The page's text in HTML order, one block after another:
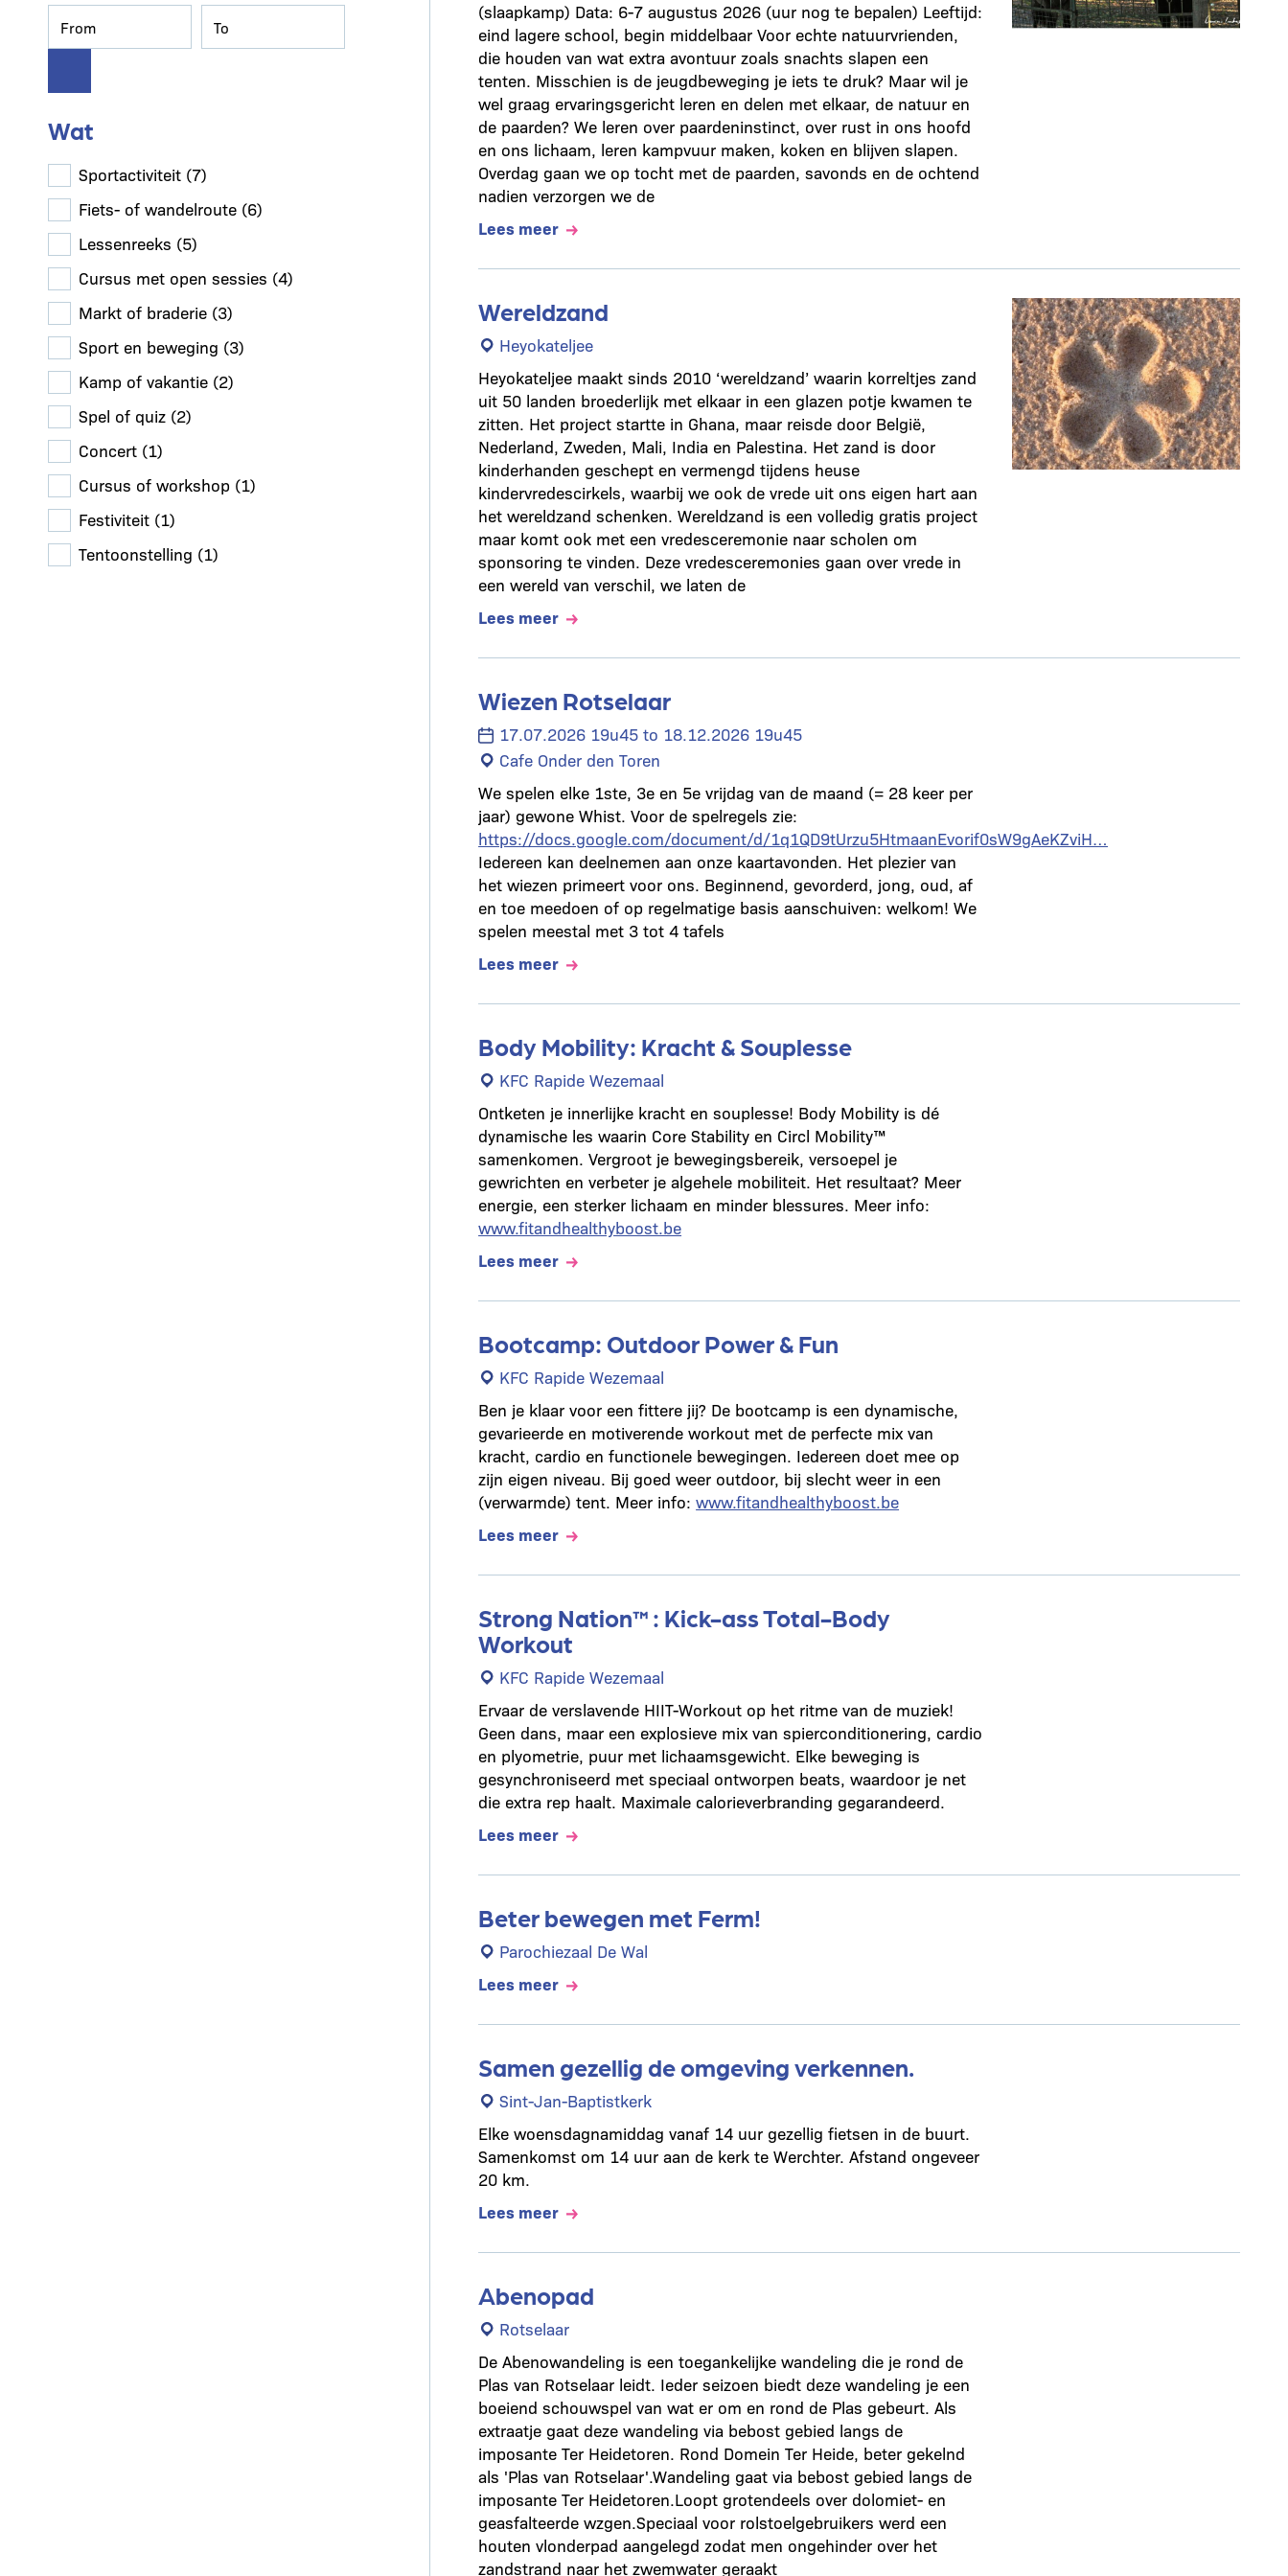
Wat
Sportactiviteit (7)
Fiets- of wandelroute (6)
Lessenreeks (5)
Cursus met open sessies (4)
Markt of braderie (3)
Sport en beweging (3)
Kamp of vakantie (2)
Spel of quiz (2)
Concert (1)
Cursus of workshop (1)
Festiviteit (1)
Tentoonstelling (1)
(slaapkamp) Data: 6-7 augustus 2026 (uur nog te bepalen) Leeftijd:
eind lagere school, begin middelbaar Voor echte natuurvrienden,
die houden van wat extra avontuur zoals snachts slapen een
tenten. Misschien is de jeugdbeweging je iets te druk? Maar wil je
wel graag ervaringsgericht leren en delen met elkaar, de natuur en
de paarden? We leren over paardeninstinct, over rust in ons hoofd
en ons lichaam, leren kampvuur maken, koken en blijven slapen.
Overdag gaan we op tocht met de paarden, savonds en de ochtend
nadien verzorgen we de
Lees meer
Wereldzand
Heyokateljee
Heyokateljee maakt sinds 2010 ‘wereldzand’ waarin korreltjes zand
uit 50 landen broederlijk met elkaar in een glazen potje kwamen te
zitten. Het project startte in Ghana, maar reisde door België,
Nederland, Zweden, Mali, India en Palestina. Het zand is door
kinderhanden geschept en vermengd tijdens heuse
kindervredescirkels, waarbij we ook de vrede uit ons eigen hart aan
het wereldzand schenken. Wereldzand is een volledig gratis project
maar komt ook met een vredesceremonie naar scholen om
sponsoring te vinden. Deze vredesceremonies gaan over vrede in
een wereld van verschil, we laten de
Lees meer
Wiezen Rotselaar
17.07.2026 19u45 to 18.12.2026 19u45
Cafe Onder den Toren
We spelen elke 1ste, 3e en 5e vrijdag van de maand (= 28 keer per
jaar) gewone Whist. Voor de spelregels zie:
https://docs.google.com/document/d/1q1QD9tUrzu5HtmaanEvorif0sW9gAeKZviH…
Iedereen kan deelnemen aan onze kaartavonden. Het plezier van
het wiezen primeert voor ons. Beginnend, gevorderd, jong, oud, af
en toe meedoen of op regelmatige basis aanschuiven: welkom! We
spelen meestal met 3 tot 4 tafels
Lees meer
Body Mobility: Kracht & Souplesse
KFC Rapide Wezemaal
Ontketen je innerlijke kracht en souplesse! Body Mobility is dé
dynamische les waarin Core Stability en Circl Mobility™
samenkomen. Vergroot je bewegingsbereik, versoepel je
gewrichten en verbeter je algehele mobiliteit. Het resultaat? Meer
energie, een sterker lichaam en minder blessures. Meer info:
www.fitandhealthyboost.be
Lees meer
Bootcamp: Outdoor Power & Fun
KFC Rapide Wezemaal
Ben je klaar voor een fittere jij? De bootcamp is een dynamische,
gevarieerde en motiverende workout met de perfecte mix van
kracht, cardio en functionele bewegingen. Iedereen doet mee op
zijn eigen niveau. Bij goed weer outdoor, bij slecht weer in een
(verwarmde) tent. Meer info:www.fitandhealthyboost.be
Lees meer
Strong Nation™: Kick-ass Total-Body
Workout
KFC Rapide Wezemaal
Ervaar de verslavende HIIT-Workout op het ritme van de muziek!
Geen dans, maar een explosieve mix van spierconditionering, cardio
en plyometrie, puur met lichaamsgewicht. Elke beweging is
gesynchroniseerd met speciaal ontworpen beats, waardoor je net
die extra rep haalt. Maximale calorieverbranding gegarandeerd.
Lees meer
Beter bewegen met Ferm!
Parochiezaal De Wal
Lees meer
Samen gezellig de omgeving verkennen.
Sint-Jan-Baptistkerk
Elke woensdagnamiddag vanaf 14 uur gezellig fietsen in de buurt.
Samenkomst om 14 uur aan de kerk te Werchter. Afstand ongeveer
20 km.
Lees meer
Abenopad
Rotselaar
De Abenowandeling is een toegankelijke wandeling die je rond de
Plas van Rotselaar leidt. Ieder seizoen biedt deze wandeling je een
boeiend schouwspel van wat er om en rond de Plas gebeurt. Als
extraatje gaat deze wandeling via bebost gebied langs de
imposante Ter Heidetoren. Rond Domein Ter Heide, beter gekelnd
als 'Plas van Rotselaar'.Wandeling gaat via bebost gebied langs de
imposante Ter Heidetoren.Loopt grotendeels over dolomiet- en
geasfalteerde wzgen.Speciaal voor rolstoelgebruikers werd een
houten vlonderpad aangelegd zodat men ongehinder over het
zandstrand naar het zwemwater geraakt